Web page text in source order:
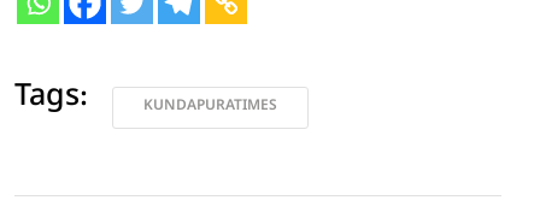
Tags: KUNDAPURATIMES